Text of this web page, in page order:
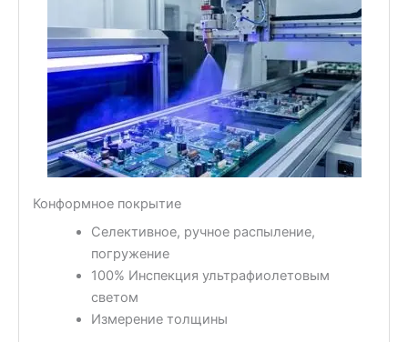
Конформное покрытие
Селективное, ручное распыление,
погружение
100% Инспекция ультрафиолетовым
светом
Измерение толщины